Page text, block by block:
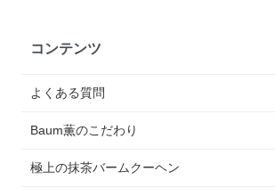
コンテンツ
よくある質問
Baum薫のこだわり
極上の抹茶バームクーヘン